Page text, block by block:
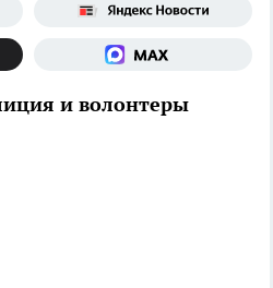
и волонтеры